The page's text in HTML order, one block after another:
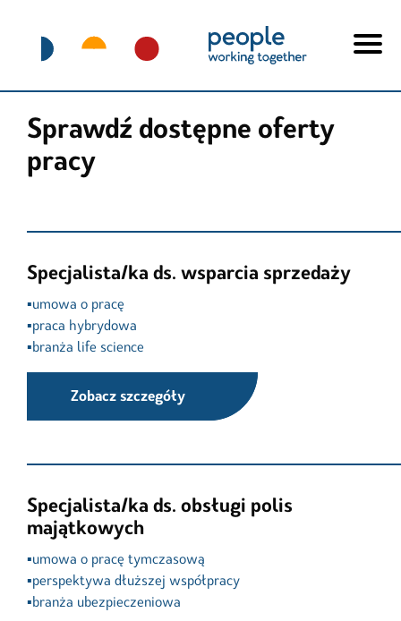
Sprawdź dostępne oferty
pracy
Specjalista/ka ds. wsparcia sprzedaży
▪️umowa o pracę
▪️praca hybrydowa
▪️branża life science
Zobacz szczegóły
Specjalista/ka ds. obsługi polis
majątkowych
▪️umowa o pracę tymczasową
▪️perspektywa dłuższej współpracy
▪️branża ubezpieczeniowa